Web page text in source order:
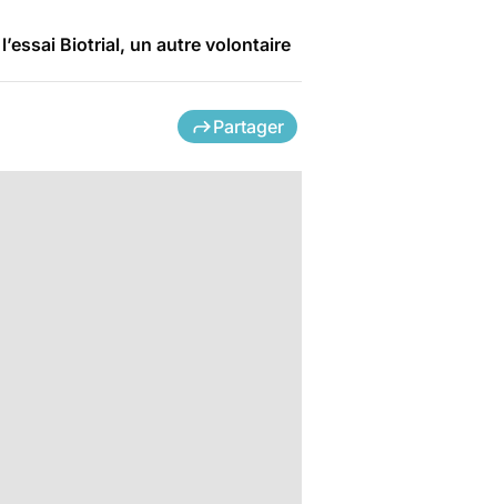
Biotrial, un autre volontaire
Partager